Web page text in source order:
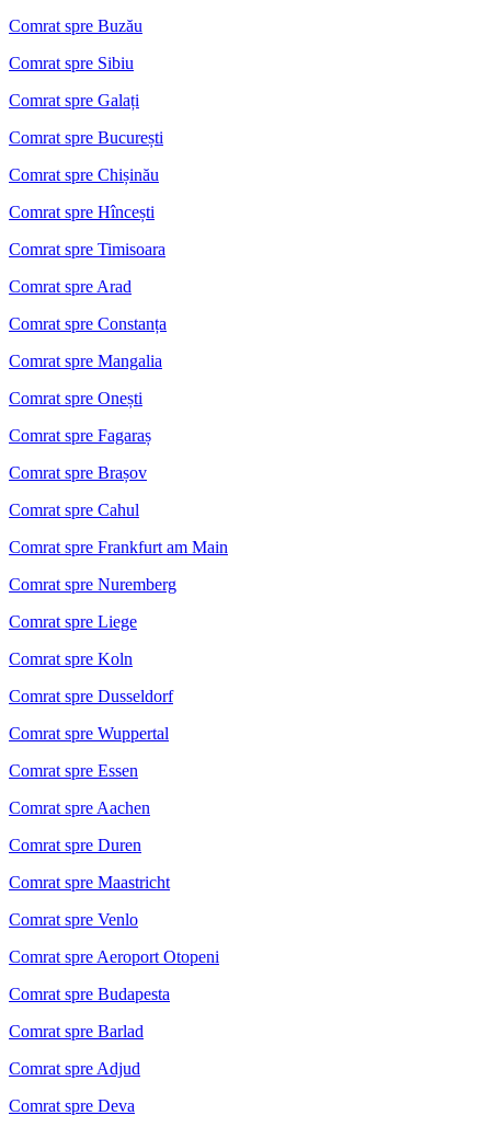
Comrat spre Buzău
Comrat spre Sibiu
Comrat spre Galați
Comrat spre București
Comrat spre Chișinău
Comrat spre Hîncești
Comrat spre Timisoara
Comrat spre Arad
Comrat spre Constanța
Comrat spre Mangalia
Comrat spre Onești
Comrat spre Fagaraș
Comrat spre Brașov
Comrat spre Cahul
Comrat spre Frankfurt am Main
Comrat spre Nuremberg
Comrat spre Liege
Comrat spre Koln
Comrat spre Dusseldorf
Comrat spre Wuppertal
Comrat spre Essen
Comrat spre Aachen
Comrat spre Duren
Comrat spre Maastricht
Comrat spre Venlo
Comrat spre Aeroport Otopeni
Comrat spre Budapesta
Comrat spre Barlad
Comrat spre Adjud
Comrat spre Deva